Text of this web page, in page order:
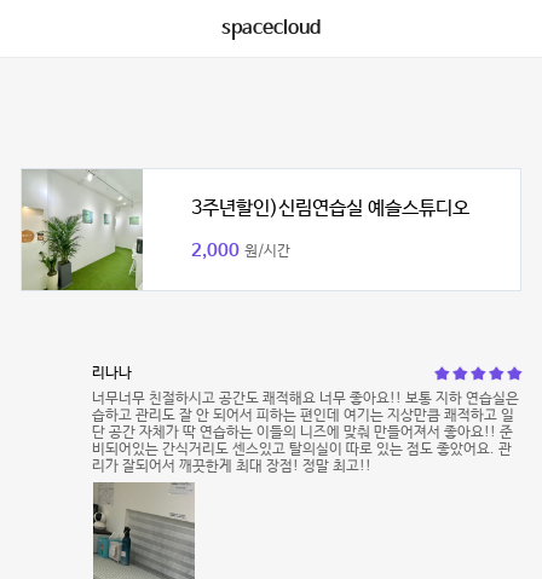
spacecloud
3주년할인)신림연습실 예슬스튜디오
2,000 원/시간
리나나
너무너무 친절하시고 공간도 쾌적해요 너무 좋아요!! 보통 지하 연습실은
습하고 관리도 잘 안 되어서 피하는 편인데 여기는 지상만큼 쾌적하고 일
단 공간 자체가 딱 연습하는 이들의 니즈에 맞춰 만들어져서 좋아요!! 준
비되어있는 간식거리도 센스있고 탈의실이 따로 있는 점도 좋았어요. 관
리가 잘되어서 깨끗한게 최대 장점! 정말 최고!!